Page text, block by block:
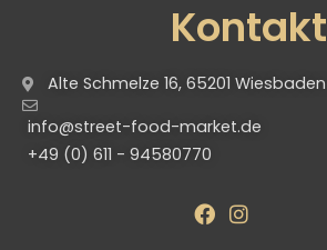
Kontakt
Alte Schmelze 16, 65201 Wiesbaden
info@street-food-market.de
+49 (0) 611 - 94580770